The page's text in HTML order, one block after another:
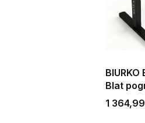
BIURKO
Blat
KASZMIR
Cena
1 364,99